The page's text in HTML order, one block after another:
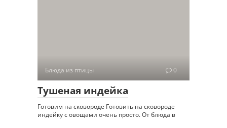
Блюда из птицы 0
Тушеная индейка
Готовим на сковороде Готовить на сковороде
индейку с овощами очень просто. От блюда в